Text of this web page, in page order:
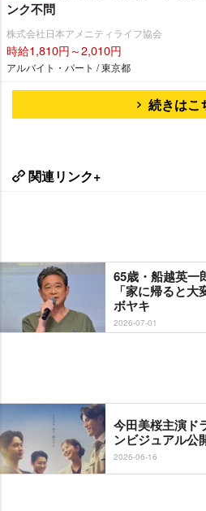
ンク不問
株式会社日本アメニティライフ協会
時給1,810円～2,010円
アルバイト・パート / 東京都
続きはこ
関連リンク+
65歳・船越英一
「家に帰ると
ボヤキ
2026-07-01
今田美桜主演ド
ンビジュアル公
2026-06-16